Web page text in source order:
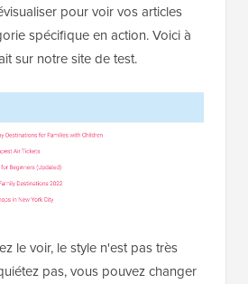
pour voir vos articles
spécifique en action. Voici à
sur notre site de test.
le voir, le style n'est pas très
pas, vous pouvez changer